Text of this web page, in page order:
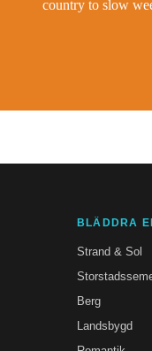
country to slow
BLÄDDRA
Strand & Sol
Berg
Landsbygd